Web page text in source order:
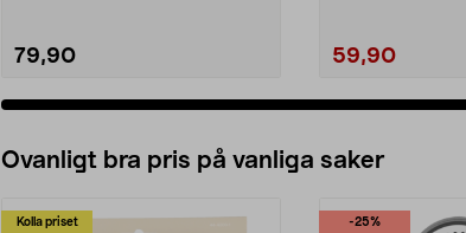
79,90 59,90
Ovanligt bra pris på vanliga saker
Kolla priset -25%